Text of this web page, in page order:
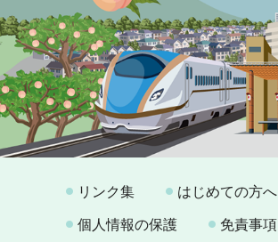
リンク集 はじめての方へ
個人情報の保護 免責事項